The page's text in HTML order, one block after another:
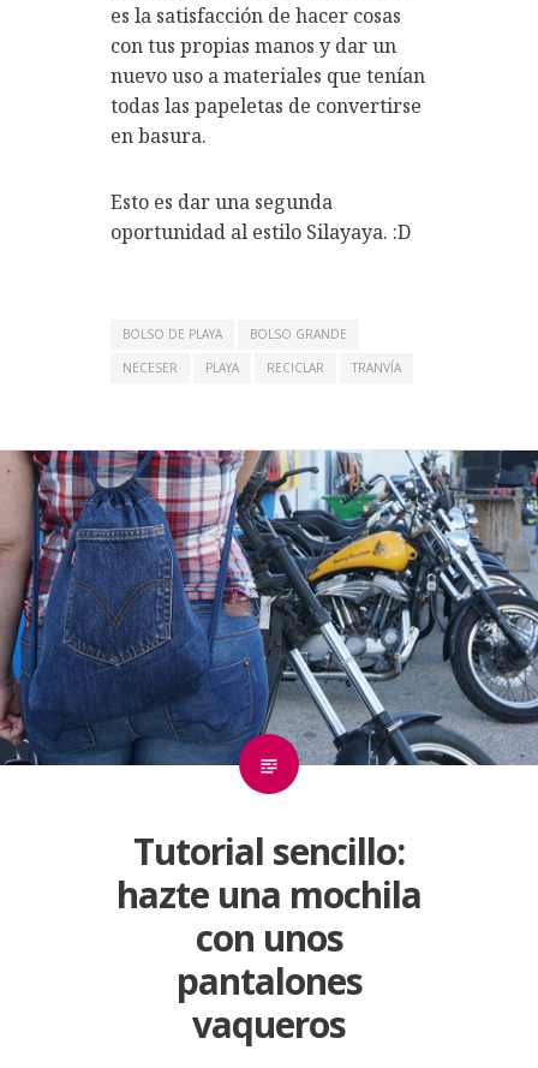
es la satisfacción de hacer cosas
con tus propias manos y dar un
nuevo uso a materiales que tenían
todas las papeletas de convertirse
en basura.
Esto es dar una segunda
oportunidad al estilo Silayaya. :D
BOLSO DE PLAYA
BOLSO GRANDE
NECESER
PLAYA RECICLAR TRANVÍA
Tutorial sencillo:
hazte una mochila
con unos
pantalones
vaqueros